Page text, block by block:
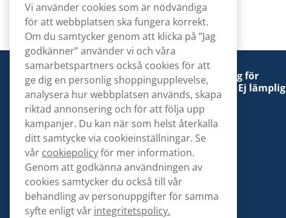
Denna tobaksprodukt kan vara skadlig för
hälsan och är beroendeframkallande. Ej lämplig
för personer under 18 år.
Kontakta oss
hej@snusbolaget.se
08 517 910 94
Vi använder cookies som är nödvändiga
för att webbplatsen ska fungera korrekt.
Om du samtycker genom att klicka på ”Jag
godkänner” använder vi och våra
samarbetspartners också cookies för att
ge dig en personlig shoppingupplevelse,
analysera hur webbplatsen används, skapa
riktad annonsering och för att följa upp
kampanjer. Du kan när som helst återkalla
ditt samtycke via cookieinställningar. Se
vår cookiepolicyför mer information.
Genom att godkänna användningen av
cookies samtycker du också till vår
behandling av personuppgifter för samma
syfte enligt vår integritetspolicy.